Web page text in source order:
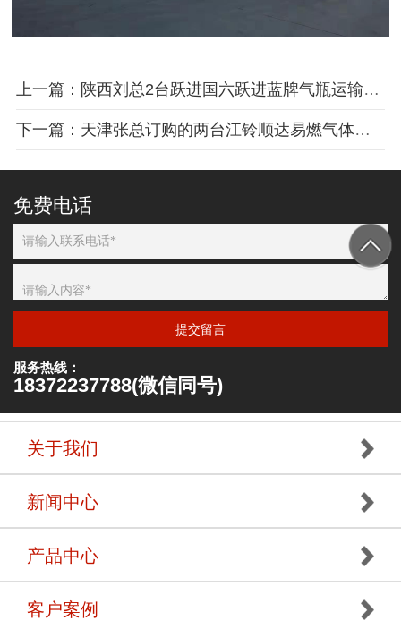
上一篇：陕西刘总2台跃进国六跃进蓝牌气瓶运输车发车
下一篇：天津张总订购的两台江铃顺达易燃气体厢式车发车
免费电话
提交留言
服务热线：
18372237788(微信同号)
关于我们
新闻中心
产品中心
客户案例